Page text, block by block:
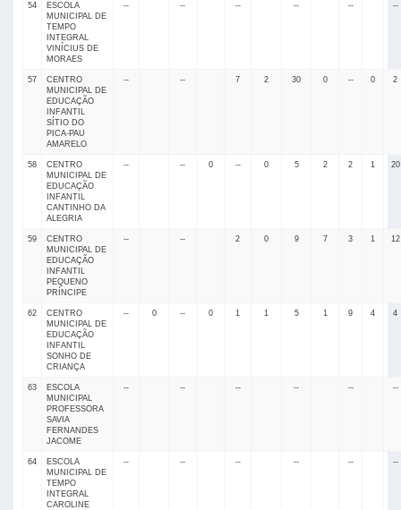
54
ESCOLA
MUNICIPAL DE
TEMPO
INTEGRAL
VINÍCIUS DE
MORAES
-- -- -- -- -- --
57
CENTRO
MUNICIPAL DE
EDUCAÇÃO
INFANTIL
SÍTIO DO
PICA-PAU
AMARELO
-- -- 7 2 30 0 -- 0 2
58
CENTRO
MUNICIPAL DE
EDUCAÇÃO
INFANTIL
CANTINHO DA
ALEGRIA
-- -- 0 -- 0 5 2 2 1 20
59
CENTRO
MUNICIPAL DE
EDUCAÇÃO
INFANTIL
PEQUENO
PRÍNCIPE
-- -- 2 0 9 7 3 1 12
62
CENTRO
MUNICIPAL DE
EDUCAÇÃO
INFANTIL
SONHO DE
CRIANÇA
-- 0 -- 0 1 1 5 1 9 4 4
63
ESCOLA
MUNICIPAL
PROFESSORA
SAVIA
FERNANDES
JACOME
-- -- -- -- -- --
64
ESCOLA
MUNICIPAL DE
TEMPO
INTEGRAL
CAROLINE
-- -- -- -- -- --